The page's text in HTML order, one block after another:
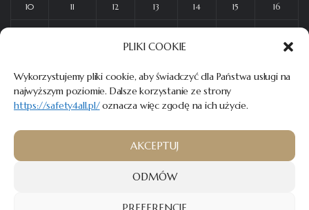
PLIKI COOKIE
Wykorzystujemy pliki cookie, aby świadczyć dla Państwa usługi na
najwyższym poziomie. Dalsze korzystanie ze strony
https://safety4all.pl/oznacza więc zgodę na ich użycie.
AKCEPTUJ
ODMÓW
PREFERENCJE
10 11 12 13 14 15 16
31
© 2023SAFETY4ALL– Wszelkie prawa zastrzeżone.
Twórca strony:MATEUSZ ŚWIST (MŚ)